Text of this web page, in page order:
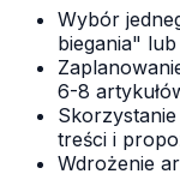
Wybór
biegania"
6-8
treści i
Wdrożenie